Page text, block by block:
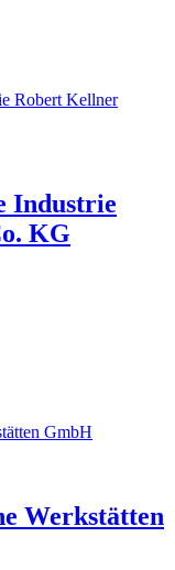
Industrie
KG
Werkstätten